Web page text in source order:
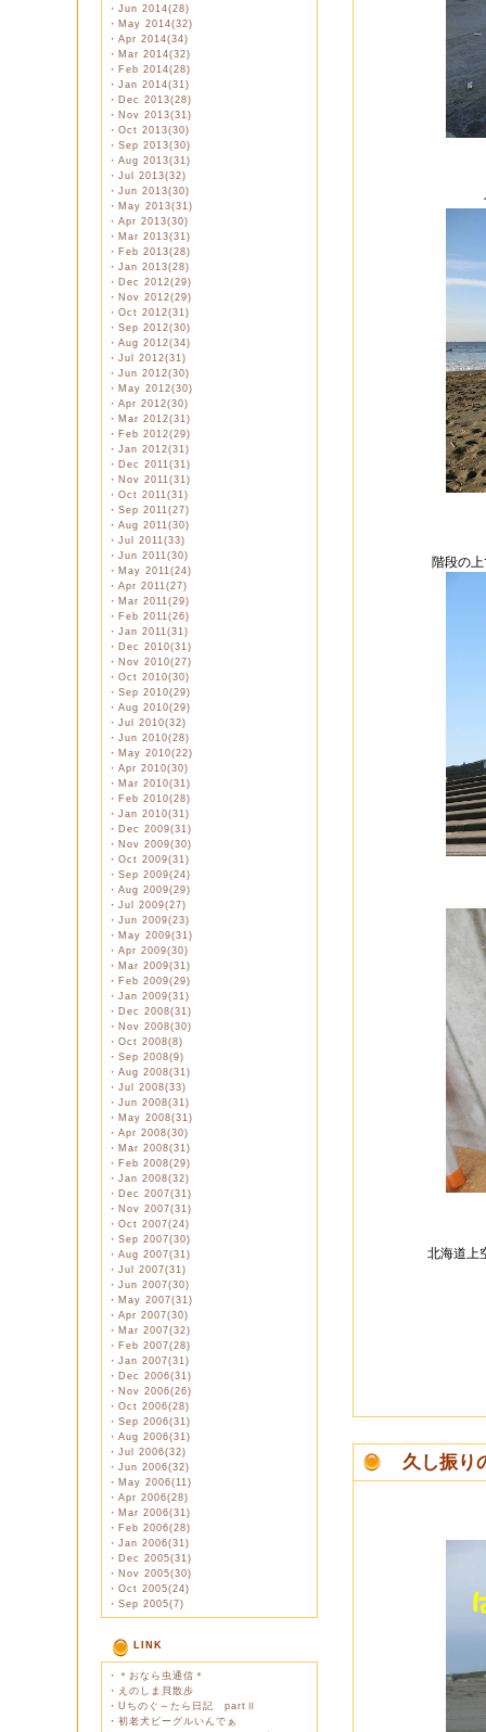
・ Jun 2014(28)
・ May 2014(32)
・ Apr 2014(34)
・ Mar 2014(32)
・ Feb 2014(28)
・ Jan 2014(31)
・ Dec 2013(28)
・ Nov 2013(31)
・ Oct 2013(30)
・ Sep 2013(30)
・ Aug 2013(31)
・ Jul 2013(32)
・ Jun 2013(30)
・ May 2013(31)
・ Apr 2013(30)
・ Mar 2013(31)
・ Feb 2013(28)
・ Jan 2013(28)
・ Dec 2012(29)
・ Nov 2012(29)
・ Oct 2012(31)
・ Sep 2012(30)
・ Aug 2012(34)
・ Jul 2012(31)
・ Jun 2012(30)
・ May 2012(30)
・ Apr 2012(30)
・ Mar 2012(31)
・ Feb 2012(29)
・ Jan 2012(31)
・ Dec 2011(31)
・ Nov 2011(31)
・ Oct 2011(31)
・ Sep 2011(27)
・ Aug 2011(30)
・ Jul 2011(33)
・ Jun 2011(30)
・ May 2011(24)
・ Apr 2011(27)
・ Mar 2011(29)
・ Feb 2011(26)
・ Jan 2011(31)
・ Dec 2010(31)
・ Nov 2010(27)
・ Oct 2010(30)
・ Sep 2010(29)
・ Aug 2010(29)
・ Jul 2010(32)
・ Jun 2010(28)
・ May 2010(22)
・ Apr 2010(30)
・ Mar 2010(31)
・ Feb 2010(28)
・ Jan 2010(31)
・ Dec 2009(31)
・ Nov 2009(30)
・ Oct 2009(31)
・ Sep 2009(24)
・ Aug 2009(29)
・ Jul 2009(27)
・ Jun 2009(23)
・ May 2009(31)
・ Apr 2009(30)
・ Mar 2009(31)
・ Feb 2009(29)
・ Jan 2009(31)
・ Dec 2008(31)
・ Nov 2008(30)
・ Oct 2008(8)
・ Sep 2008(9)
・ Aug 2008(31)
・ Jul 2008(33)
・ Jun 2008(31)
・ May 2008(31)
・ Apr 2008(30)
・ Mar 2008(31)
・ Feb 2008(29)
・ Jan 2008(32)
・ Dec 2007(31)
・ Nov 2007(31)
・ Oct 2007(24)
・ Sep 2007(30)
・ Aug 2007(31)
・ Jul 2007(31)
・ Jun 2007(30)
・ May 2007(31)
・ Apr 2007(30)
・ Mar 2007(32)
・ Feb 2007(28)
・ Jan 2007(31)
・ Dec 2006(31)
・ Nov 2006(26)
・ Oct 2006(28)
・ Sep 2006(31)
・ Aug 2006(31)
・ Jul 2006(32)
・ Jun 2006(32)
・ May 2006(11)
・ Apr 2006(28)
・ Mar 2006(31)
・ Feb 2006(28)
・ Jan 2006(31)
・ Dec 2005(31)
・ Nov 2005(30)
・ Oct 2005(24)
・ Sep 2005(7)
LINK
・
＊おなら虫通信＊
・ えのしま貝散歩
・ Uちのぐ～たら日記 partⅡ
・ 初老犬ビーグルいんでぁ
階段の
北海道上
久し振り